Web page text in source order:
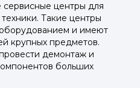
центры для
Такие центры
и имеют
крупных предметов.
демонтаж и
больших